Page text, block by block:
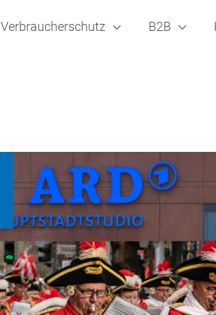
Verbraucherschutz B2B